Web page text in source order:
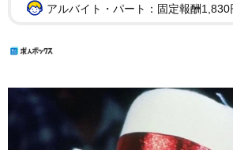
アルバイト・パート：固定報酬